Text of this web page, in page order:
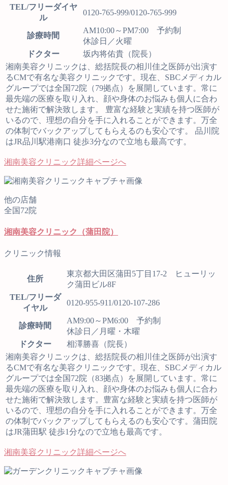
TEL/フリーダイヤ
ル
0120-765-999/0120-765-999
診療時間
AM10:00～PM7:00 予約制
休診日／火曜
ドクター
坂内将佑貴（院長）
湘南美容クリニックは、総括院長の相川佳之医師が出演す
るCMで有名な美容クリニックです。現在、SBCメディカル
グループでは全国72院（79拠点）を展開しています。常に
最先端の医療を取り入れ、顔や身体のお悩みも個人に合わ
せた施術で解決致します。 豊富な経験と実績を持つ医師が
いるので、理想の自分を手に入れることができます。万全
の体制でバックアップしてもらえるのも安心です。 品川院
はJR品川駅港南口 徒歩3分なので立地も最高です。
湘南美容クリニック詳細ページへ
他の店舗
全国72院
湘南美容クリニック（蒲田院）
クリニック情報
住所
東京都大田区蒲田5丁目17-2 ヒューリッ
ク蒲田ビル8F
TEL/フリーダ
イヤル
0120-955-911/0120-107-286
診療時間
AM9:00～PM6:00 予約制
休診日／月曜・木曜
ドクター
相澤勝喜（院長）
湘南美容クリニックは、総括院長の相川佳之医師が出演す
るCMで有名な美容クリニックです。現在、SBCメディカル
グループでは全国72院（83拠点）を展開しています。常に
最先端の医療を取り入れ、顔や身体のお悩みも個人に合わ
せた施術で解決致します。豊富な経験と実績を持つ医師が
いるので、理想の自分を手に入れることができます。万全
の体制でバックアップしてもらえるのも安心です。蒲田院
はJR蒲田駅 徒歩1分なので立地も最高です。
湘南美容クリニック詳細ページへ